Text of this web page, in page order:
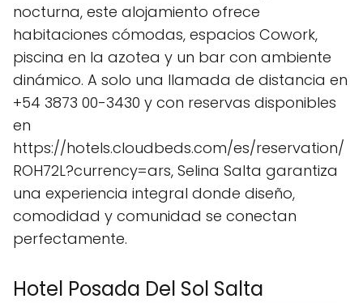
nocturna, este alojamiento ofrece
habitaciones cómodas, espacios Cowork,
piscina en la azotea y un bar con ambiente
dinámico. A solo una llamada de distancia en
+54 3873 00-3430 y con reservas disponibles
en
https://hotels.cloudbeds.com/es/reservation/
ROH72L?currency=ars, Selina Salta garantiza
una experiencia integral donde diseño,
comodidad y comunidad se conectan
perfectamente.
Hotel Posada Del Sol Salta